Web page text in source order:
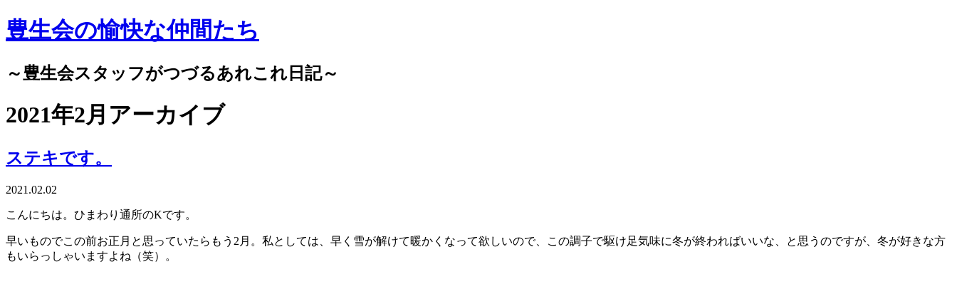
豊生会の愉快な仲間たち
～豊生会スタッフがつづるあれこれ日記～
2021年2月アーカイブ
ステキです。
2021.02.02
こんにちは。ひまわり通所のKです。
早いものでこの前お正月と思っていたらもう 2 月。私としては、早く雪が解けて暖かくなって欲しいので、この調子で駆け足気味に冬が終わればいいな、と思うのですが、冬が好きな方
もいらっしゃいますよね（笑）。